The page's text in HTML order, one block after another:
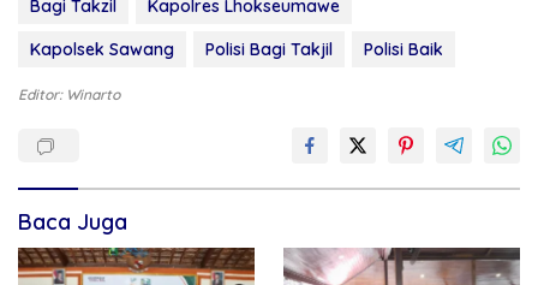
Bagi Takzil
Kapolres Lhokseumawe
Kapolsek Sawang
Polisi Bagi Takjil Polisi Baik
Editor: Winarto
Baca Juga